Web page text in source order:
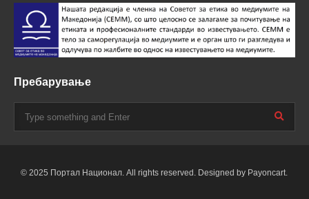
Пребарување
© 2025 Портал Национал. All rights reserved. Designed by Payoncart.